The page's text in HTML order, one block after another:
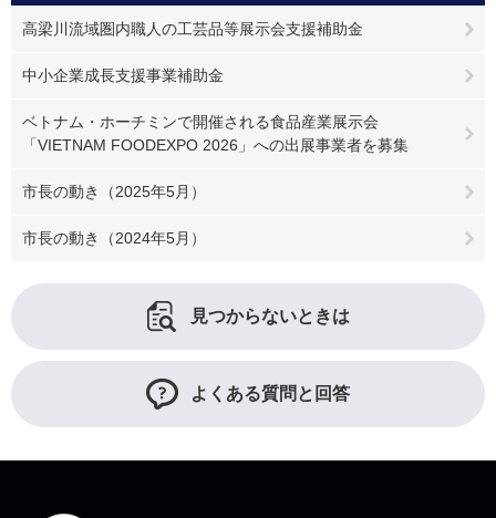
高梁川流域圏内職人の工芸品等展示会支援補助金
中小企業成長支援事業補助金
ベトナム・ホーチミンで開催される食品産業展示会
「VIETNAM FOODEXPO 2026」への出展事業者を募集
市長の動き（2025年5月）
市長の動き（2024年5月）
見つからないときは
よくある質問と回答